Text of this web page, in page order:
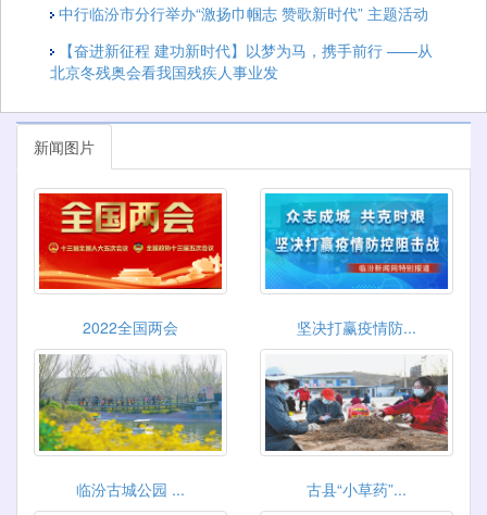
中行临汾市分行举办“激扬巾帼志 赞歌新时代” 主题活动
【奋进新征程 建功新时代】以梦为马，携手前行 ——从
北京冬残奥会看我国残疾人事业发
新闻图片
2022全国两会 坚决打赢疫情防...
临汾古城公园 ... 古县“小草药”...